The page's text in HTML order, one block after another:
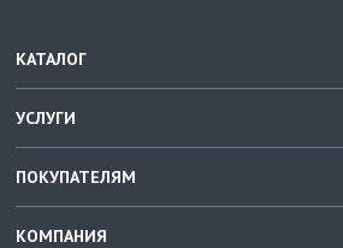
КАТАЛОГ
УСЛУГИ
ПОКУПАТЕЛЯМ
КОМПАНИЯ